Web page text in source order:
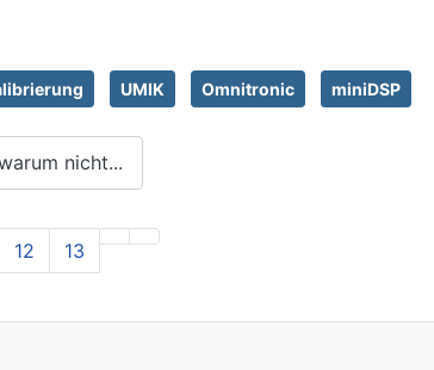
UMIK Omnitronic miniDSP
nicht...
12 13